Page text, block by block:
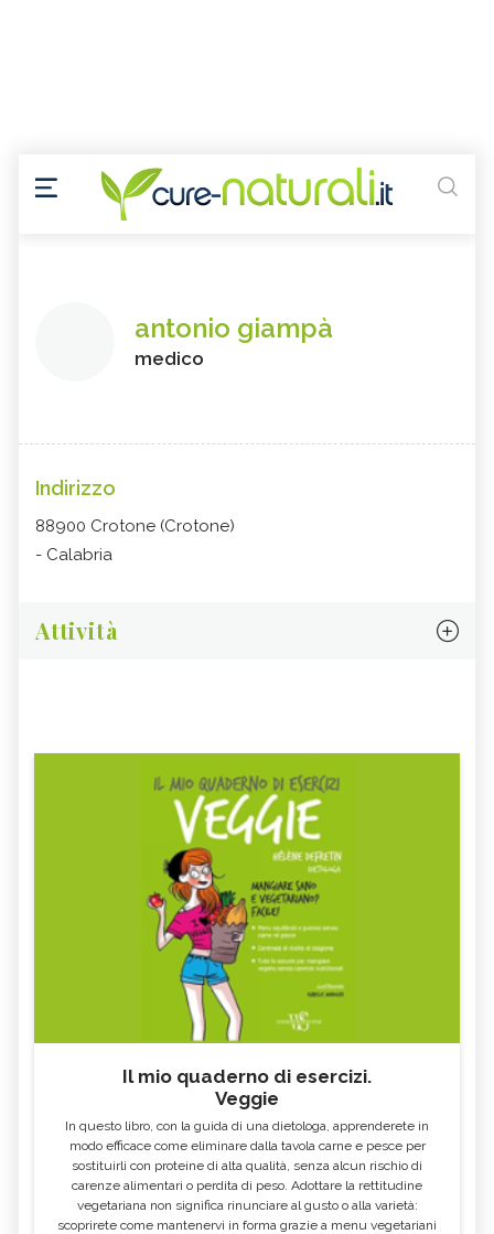
antonio giampà
medico
Indirizzo
88900 Crotone (Crotone)
- Calabria
Attività
Il mio quaderno di esercizi.
Veggie
In questo libro, con la guida di una dietologa, apprenderete in
modo efficace come eliminare dalla tavola carne e pesce per
sostituirli con proteine di alta qualità, senza alcun rischio di
carenze alimentari o perdita di peso. Adottare la rettitudine
vegetariana non significa rinunciare al gusto o alla varietà:
scoprirete come mantenervi in forma grazie a menu vegetariani